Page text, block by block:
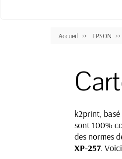
Accueil EPSON
k2print,
sont 100%
des normes
XP-257.